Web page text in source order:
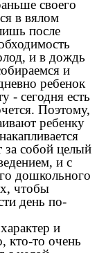
своего
в вялом
после
и в дождь
и
ребенок
- сегодня есть
Поэтому,
ребенку
за собой целый
и с
дошкольного
чтобы
день по-
и
кто-то очень